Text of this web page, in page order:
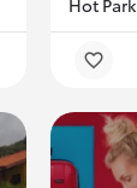
Hot Park